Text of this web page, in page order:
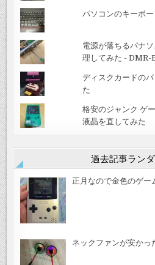
パソコンのキーボ
電源が落ちるパナ
理してみた - DMR-
ディスクカードの
た
格安のジャンク ゲ
液晶を直してみた
過去記事ラン
正月なので金色のゲー
ネックファンが安かっ